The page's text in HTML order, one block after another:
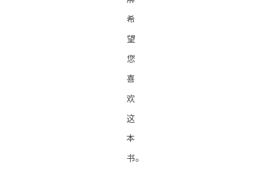
希
望
您
喜
欢
这
本
书。